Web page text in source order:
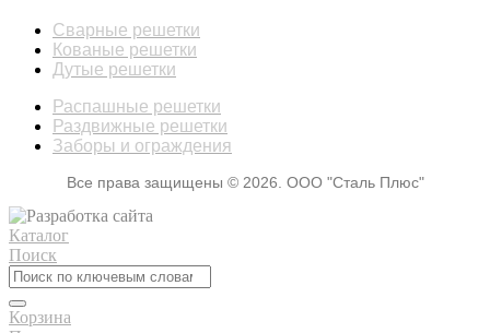
Сварные решетки
Кованые решетки
Дутые решетки
Распашные решетки
Раздвижные решетки
Заборы и ограждения
Все права защищены © 2026. ООО "Сталь Плюс"
Каталог
Поиск
Корзина